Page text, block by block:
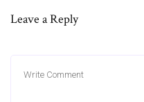
Leave a Reply